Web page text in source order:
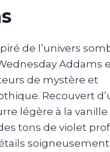
de l’univers
Addams
de mystère et
Recouvert
légère à la vanille
tons de violet
soigneusement